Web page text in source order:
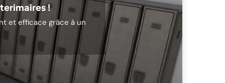
!
et efficace grâce à un